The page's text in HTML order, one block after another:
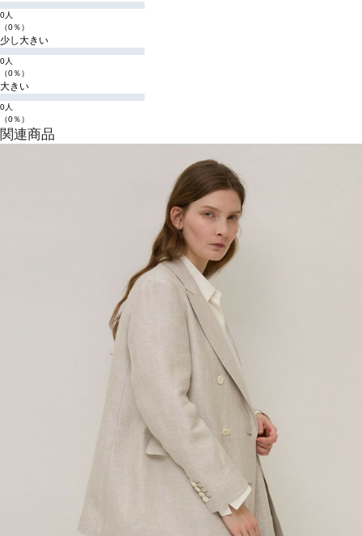
0人
（0％）
少し大きい
0人
（0％）
大きい
0人
（0％）
関連商品